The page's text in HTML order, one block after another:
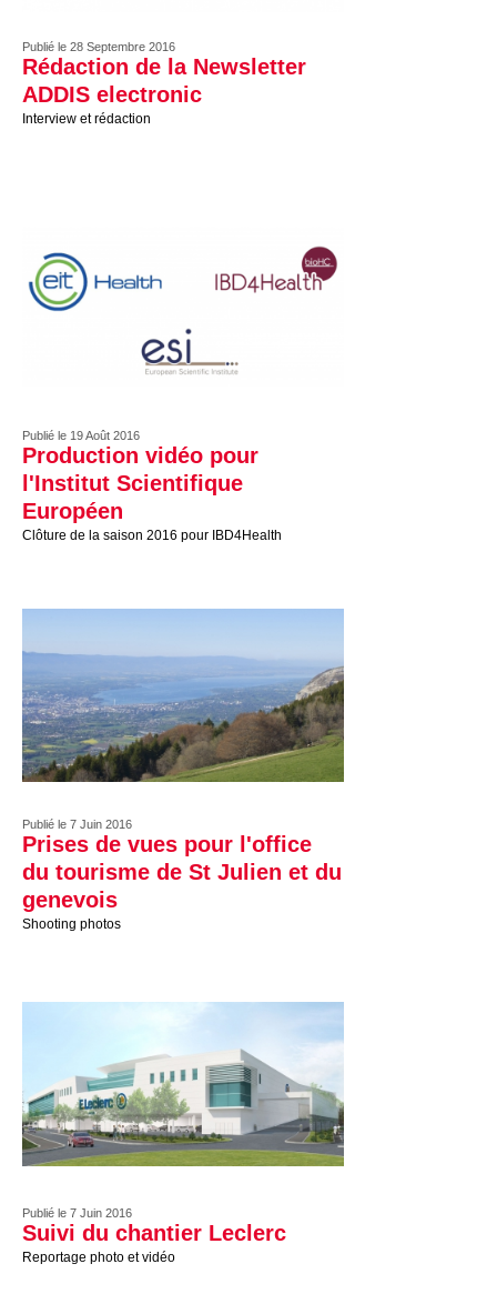
Publié le 28 Septembre 2016
Rédaction de la Newsletter
ADDIS electronic
Interview et rédaction
Publié le 19 Août 2016
Production vidéo pour
l'Institut Scientifique
Européen
Clôture de la saison 2016 pour IBD4Health
Publié le 7 Juin 2016
Prises de vues pour l'office
du tourisme de St Julien et du
genevois
Shooting photos
Publié le 7 Juin 2016
Suivi du chantier Leclerc
Reportage photo et vidéo